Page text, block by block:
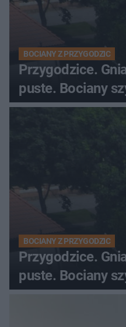
BOCIANY Z PRZYGODZIC
Przygodzice.
puste. Bociany
BOCIANY Z PRZYGODZIC
Przygodzice.
puste. Bociany